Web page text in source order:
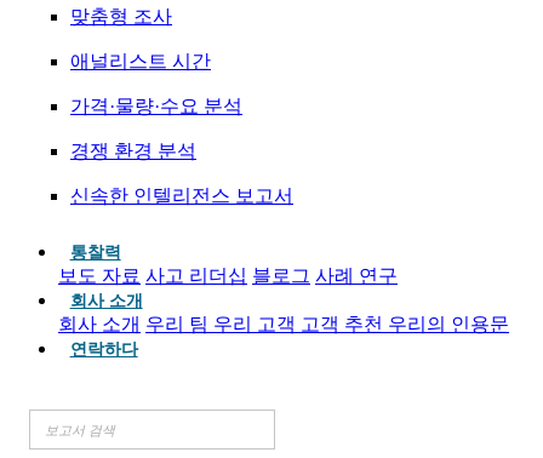
맞춤형 조사
애널리스트 시간
가격·물량·수요 분석
경쟁 환경 분석
신속한 인텔리전스 보고서
통찰력
보도 자료 사고 리더십 블로그 사례 연구
회사 소개
회사 소개 우리 팀 우리 고객 고객 추천 우리의 인용문
연락하다